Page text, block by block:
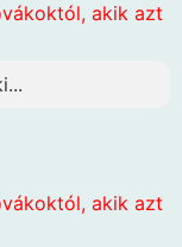
akik azt
akik azt